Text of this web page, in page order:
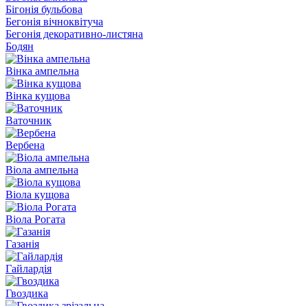
Бігонія бульбова
Бегонія вічноквітуча
Бегонія декоративно-листяна
Бодян
Вінка ампельна
Вінка кущова
Ваточник
Вербена
Віола ампельна
Віола кущова
Віола Рогата
Газанія
Гайлардія
Гвоздика